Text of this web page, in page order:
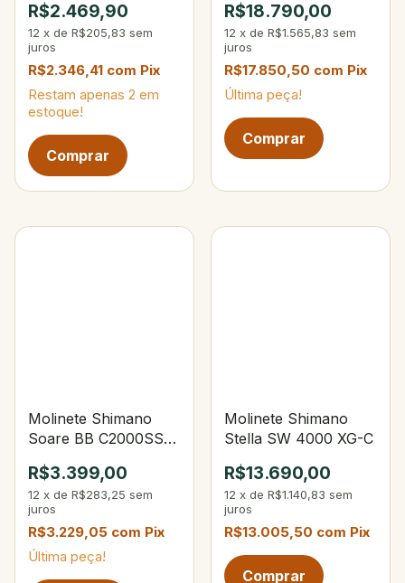
R$2.469,90
12 x de R$205,83 sem
juros
R$2.346,41 com Pix
Restam apenas 2 em
estoque!
R$18.790,00
12 x de R$1.565,83 sem
juros
R$17.850,50 com Pix
Última peça!
Molinete Shimano
Soare BB C2000SS
R$3.399,00
12 x de R$283,25 sem
juros
R$3.229,05 com Pix
Última peça!
Molinete Shimano
Stella SW 4000 XG-C
R$13.690,00
12 x de R$1.140,83 sem
juros
R$13.005,50 com Pix